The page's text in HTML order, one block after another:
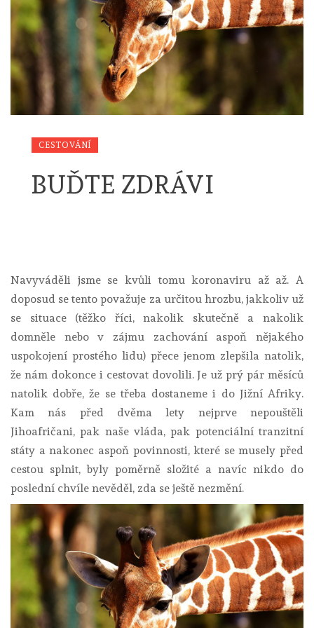
CESTOVÁNÍ
BUĎTE ZDRÁVI
Navyváděli jsme se kvůli tomu koronaviru až až. A
doposud se tento považuje za určitou hrozbu, jakkoliv už
se situace (těžko říci, nakolik skutečně a nakolik
domněle nebo v zájmu zachování aspoň nějakého
uspokojení prostého lidu) přece jenom zlepšila natolik,
že nám dokonce i cestovat dovolili. Je už prý pár měsíců
natolik dobře, že se třeba dostaneme i do Jižní Afriky.
Kam nás před dvěma lety nejprve nepouštěli
Jihoafričani, pak naše vláda, pak potenciální tranzitní
státy a nakonec aspoň povinnosti, které se musely před
cestou splnit, byly poměrně složité a navíc nikdo do
poslední chvíle nevěděl, zda se ještě nezmění.